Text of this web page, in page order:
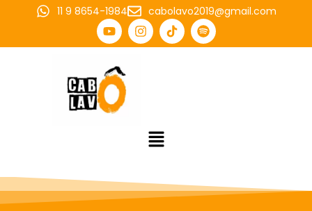
11 9 8654-1984 cabolavo2019@gmail.com